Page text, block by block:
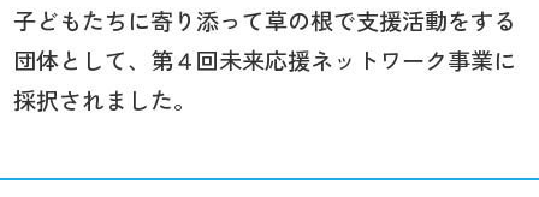
子どもたちに寄り添って草の根で支援活動をする
団体として、第４回未来応援ネットワーク事業に
採択されました。